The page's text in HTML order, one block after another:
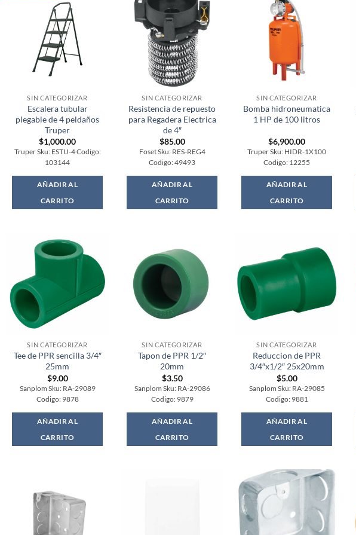
SIN CATEGORIZAR
Escalera tubular
plegable de 4 peldaños
Truper
$1,000.00
Truper Sku: ESTU-4 Codigo:
103144
AÑADIR AL
CARRITO
SIN CATEGORIZAR
Resistencia de repuesto
para Regadera Electrica
de 4″
$85.00
Foset Sku: RES-REG4
Codigo: 49493
AÑADIR AL
CARRITO
SIN CATEGORIZAR
Bomba hidroneumatica
1 HP de 100 litros
$6,900.00
Truper Sku: HIDR-1X100
Codigo: 12255
AÑADIR AL
CARRITO
SIN CATEGORIZAR
Tee de PPR sencilla 3/4″
25mm
$9.00
Sanplom Sku: RA-29089
Codigo: 9878
AÑADIR AL
CARRITO
SIN CATEGORIZAR
Tapon de PPR 1/2″
20mm
$3.50
Sanplom Sku: RA-29086
Codigo: 9879
AÑADIR AL
CARRITO
SIN CATEGORIZAR
Reduccion de PPR
3/4″x1/2″ 25x20mm
$5.00
Sanplom Sku: RA-29085
Codigo: 9881
AÑADIR AL
CARRITO